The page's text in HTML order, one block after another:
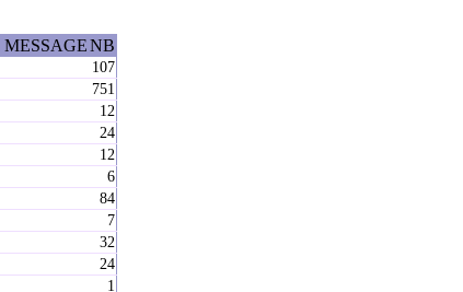
NB
107
751
12
24
12
6
84
7
32
24
1